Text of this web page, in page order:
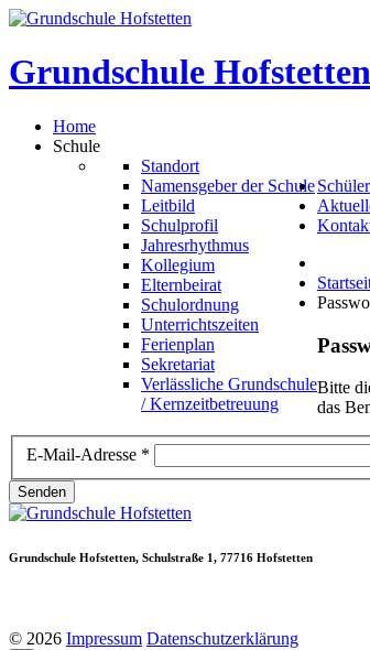
Grundschule Hofstetten
Home
Schule
Standort
Namensgeber der Schule
Leitbild
Schulprofil
Jahresrhythmus
Kollegium
Elternbeirat
Schulordnung
Unterrichtszeiten
Ferienplan
Sekretariat
Verlässliche Grundschule
/ Kernzeitbetreuung
Schüler
Bitte
das
E-Mail-Adresse *
Senden
Grundschule Hofstetten, Schulstraße 1, 77716 Hofstetten
© 2026 Impressum Datenschutzerklärung